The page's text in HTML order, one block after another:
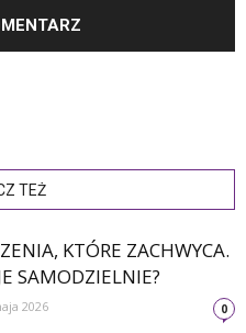
TEŻ
KTÓRE ZACHWYCA.
SAMODZIELNIE?
2026 0